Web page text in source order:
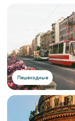
Пешеходные